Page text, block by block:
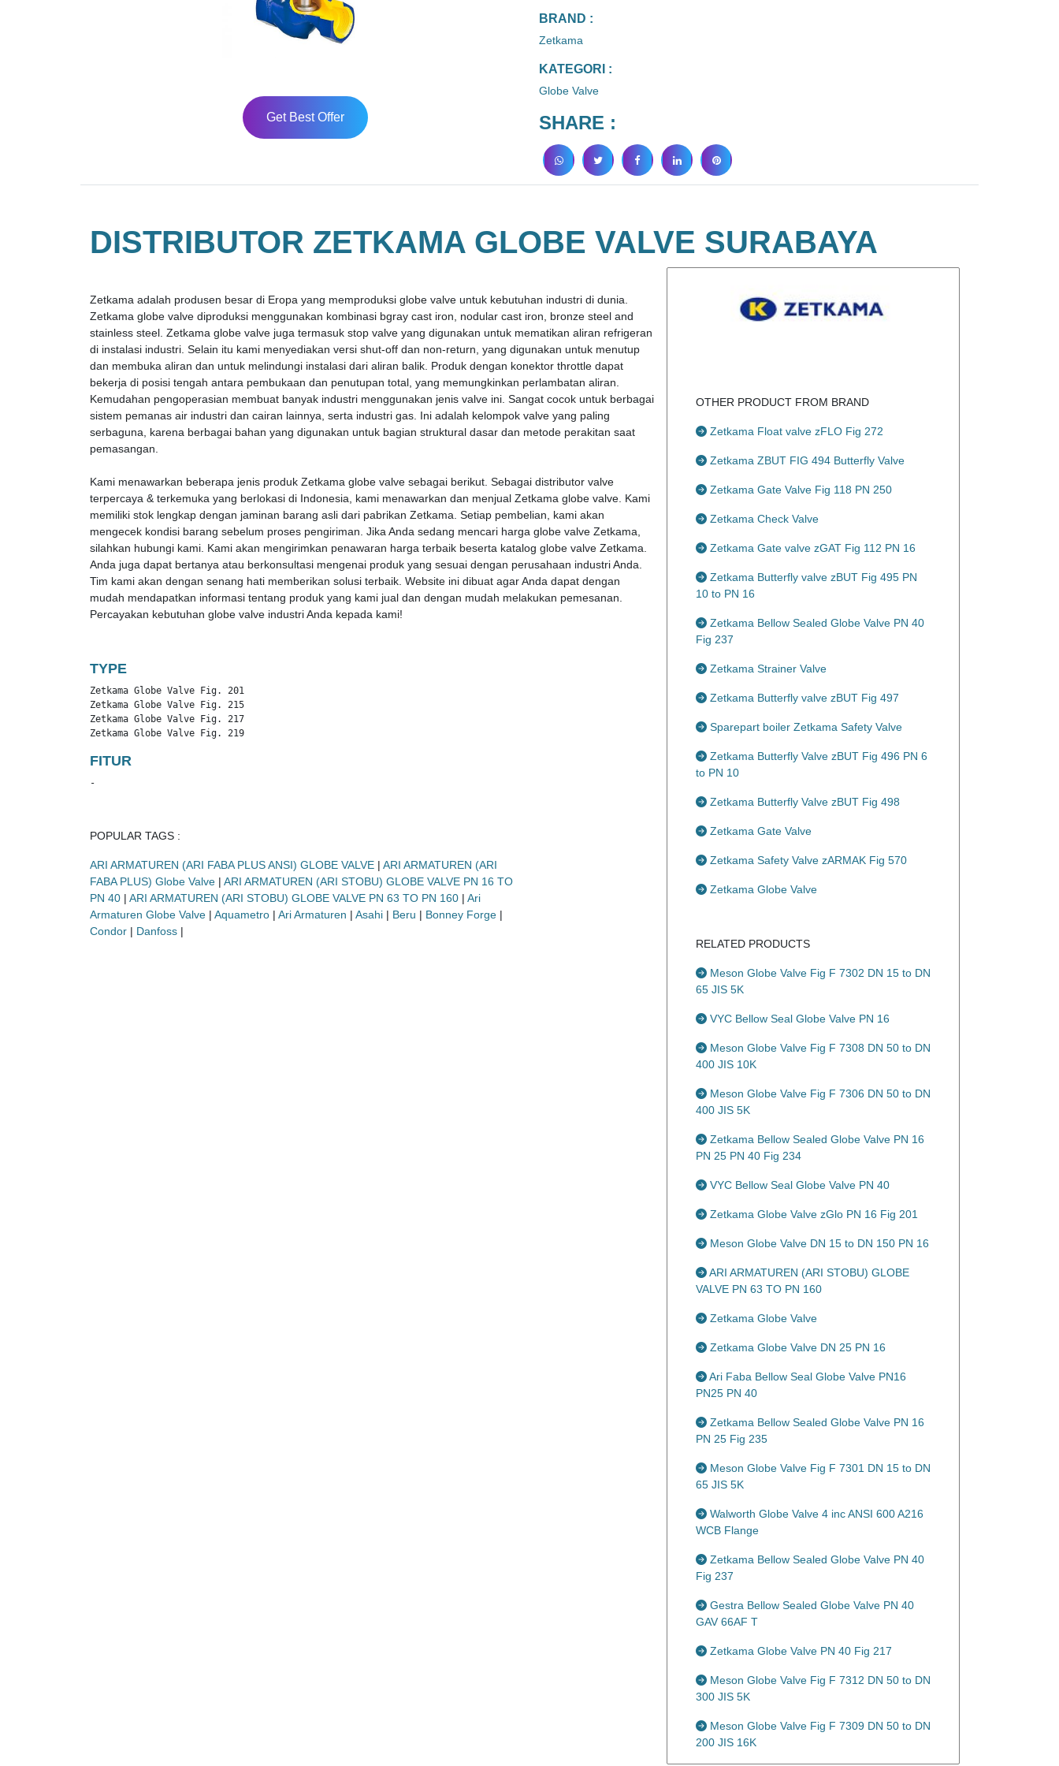
Get Best Offer
BRAND :
Zetkama
KATEGORI :
Globe Valve
SHARE :
DISTRIBUTOR ZETKAMA GLOBE VALVE SURABAYA
Zetkama adalah produsen besar di Eropa yang memproduksi globe valve untuk kebutuhan industri di dunia.
Zetkama globe valve diproduksi menggunakan kombinasi bgray cast iron, nodular cast iron, bronze steel and
stainless steel. Zetkama globe valve juga termasuk stop valve yang digunakan untuk mematikan aliran refrigeran
di instalasi industri. Selain itu kami menyediakan versi shut-off dan non-return, yang digunakan untuk menutup
dan membuka aliran dan untuk melindungi instalasi dari aliran balik. Produk dengan konektor throttle dapat
bekerja di posisi tengah antara pembukaan dan penutupan total, yang memungkinkan perlambatan aliran.
Kemudahan pengoperasian membuat banyak industri menggunakan jenis valve ini. Sangat cocok untuk berbagai
sistem pemanas air industri dan cairan lainnya, serta industri gas. Ini adalah kelompok valve yang paling
serbaguna, karena berbagai bahan yang digunakan untuk bagian struktural dasar dan metode perakitan saat
pemasangan.
Kami menawarkan beberapa jenis produk Zetkama globe valve sebagai berikut. Sebagai distributor valve
terpercaya & terkemuka yang berlokasi di Indonesia, kami menawarkan dan menjual Zetkama globe valve. Kami
memiliki stok lengkap dengan jaminan barang asli dari pabrikan Zetkama. Setiap pembelian, kami akan
mengecek kondisi barang sebelum proses pengiriman. Jika Anda sedang mencari harga globe valve Zetkama,
silahkan hubungi kami. Kami akan mengirimkan penawaran harga terbaik beserta katalog globe valve Zetkama.
Anda juga dapat bertanya atau berkonsultasi mengenai produk yang sesuai dengan perusahaan industri Anda.
Tim kami akan dengan senang hati memberikan solusi terbaik. Website ini dibuat agar Anda dapat dengan
mudah mendapatkan informasi tentang produk yang kami jual dan dengan mudah melakukan pemesanan.
Percayakan kebutuhan globe valve industri Anda kepada kami!
TYPE
Zetkama Globe Valve Fig. 201
Zetkama Globe Valve Fig. 215
Zetkama Globe Valve Fig. 217
Zetkama Globe Valve Fig. 219
FITUR
-
POPULAR TAGS :
ARI ARMATUREN (ARI FABA PLUS ANSI) GLOBE VALVE | ARI ARMATUREN (ARI
FABA PLUS) Globe Valve | ARI ARMATUREN (ARI STOBU) GLOBE VALVE PN 16 TO
PN 40 | ARI ARMATUREN (ARI STOBU) GLOBE VALVE PN 63 TO PN 160 | Ari
Armaturen Globe Valve | Aquametro | Ari Armaturen | Asahi | Beru | Bonney Forge |
Condor | Danfoss |
OTHER PRODUCT FROM BRAND
Zetkama Float valve zFLO Fig 272
Zetkama ZBUT FIG 494 Butterfly Valve
Zetkama Gate Valve Fig 118 PN 250
Zetkama Check Valve
Zetkama Gate valve zGAT Fig 112 PN 16
Zetkama Butterfly valve zBUT Fig 495 PN
10 to PN 16
Zetkama Bellow Sealed Globe Valve PN 40
Fig 237
Zetkama Strainer Valve
Zetkama Butterfly valve zBUT Fig 497
Sparepart boiler Zetkama Safety Valve
Zetkama Butterfly Valve zBUT Fig 496 PN 6
to PN 10
Zetkama Butterfly Valve zBUT Fig 498
Zetkama Gate Valve
Zetkama Safety Valve zARMAK Fig 570
Zetkama Globe Valve
RELATED PRODUCTS
Meson Globe Valve Fig F 7302 DN 15 to DN
65 JIS 5K
VYC Bellow Seal Globe Valve PN 16
Meson Globe Valve Fig F 7308 DN 50 to DN
400 JIS 10K
Meson Globe Valve Fig F 7306 DN 50 to DN
400 JIS 5K
Zetkama Bellow Sealed Globe Valve PN 16
PN 25 PN 40 Fig 234
VYC Bellow Seal Globe Valve PN 40
Zetkama Globe Valve zGlo PN 16 Fig 201
Meson Globe Valve DN 15 to DN 150 PN 16
ARI ARMATUREN (ARI STOBU) GLOBE
VALVE PN 63 TO PN 160
Zetkama Globe Valve
Zetkama Globe Valve DN 25 PN 16
Ari Faba Bellow Seal Globe Valve PN16
PN25 PN 40
Zetkama Bellow Sealed Globe Valve PN 16
PN 25 Fig 235
Meson Globe Valve Fig F 7301 DN 15 to DN
65 JIS 5K
Walworth Globe Valve 4 inc ANSI 600 A216
WCB Flange
Zetkama Bellow Sealed Globe Valve PN 40
Fig 237
Gestra Bellow Sealed Globe Valve PN 40
GAV 66AF T
Zetkama Globe Valve PN 40 Fig 217
Meson Globe Valve Fig F 7312 DN 50 to DN
300 JIS 5K
Meson Globe Valve Fig F 7309 DN 50 to DN
200 JIS 16K